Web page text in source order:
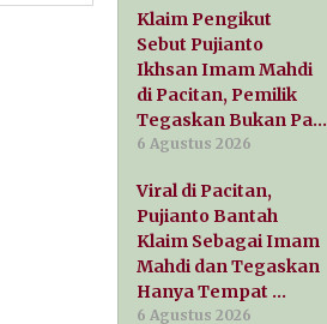
Klaim Pengikut
Sebut Pujianto
Ikhsan Imam Mahdi
di Pacitan, Pemilik
Tegaskan Bukan Pa…
6 Agustus 2026
Viral di Pacitan,
Pujianto Bantah
Klaim Sebagai Imam
Mahdi dan Tegaskan
Hanya Tempat …
6 Agustus 2026